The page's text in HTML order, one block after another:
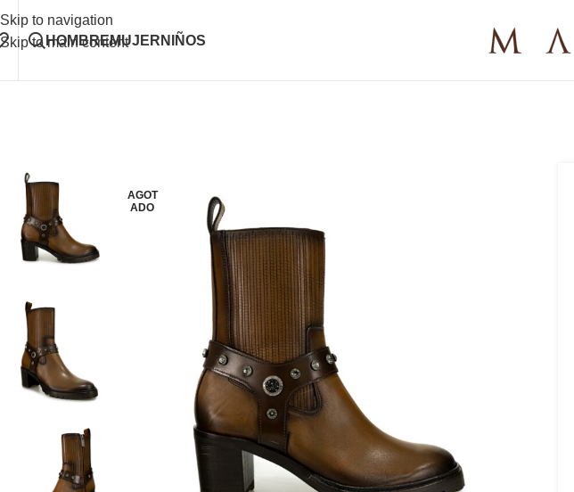
Skip to navigation
Skip to main content
HOMBREMUJER NIÑOS
AGOT
ADO